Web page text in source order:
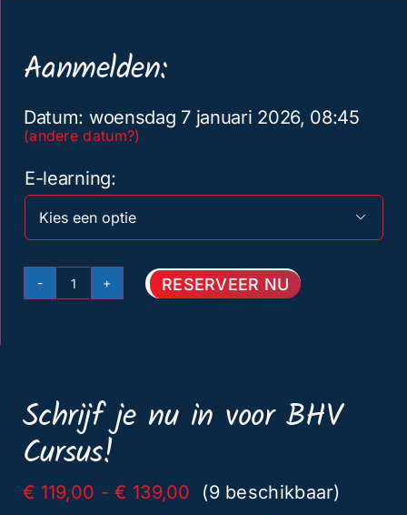
Schrijf je nu in voor BHV
Cursus!
€ 119,00 - € 139,00 Prijsklasse:
(9 beschikbaar)
Aanmelden:
Datum: woensdag 7 januari 2026, 08:45
(andere datum?)
E-learning

Basis
januari
2026
aantal
RESERVEER NU